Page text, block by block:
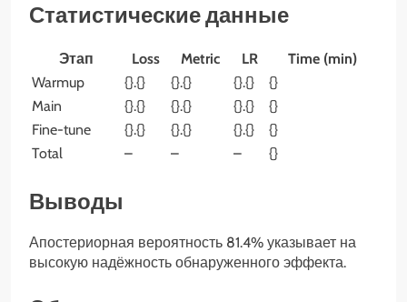
Статистические данные
Этап Loss Metric LR
Time (min)
Warmup
{}.{} {}.{} {}.{}
{}
Main
{}.{} {}.{} {}.{}
{}
Fine-tune
{}.{} {}.{} {}.{}
{}
Total
– – – {}
Выводы
Апостериорная вероятность 81.4% указывает на
высокую надёжность обнаруженного эффекта.